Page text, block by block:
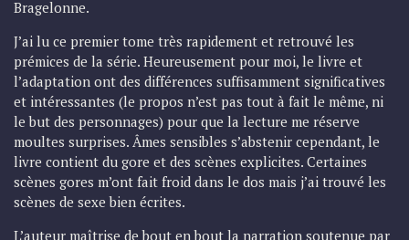
Bragelonne.
J’ai lu ce premier tome très rapidement et retrouvé les
prémices de la série. Heureusement pour moi, le livre et
l’adaptation ont des différences suffisamment significatives
et intéressantes (le propos n’est pas tout à fait le même, ni
le but des personnages) pour que la lecture me réserve
moultes surprises. Âmes sensibles s’abstenir cependant, le
livre contient du gore et des scènes explicites. Certaines
scènes gores m’ont fait froid dans le dos mais j’ai trouvé les
scènes de sexe bien écrites.
L’auteur maîtrise de bout en bout la narration soutenue par